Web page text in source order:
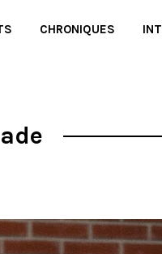
CHRONIQUES